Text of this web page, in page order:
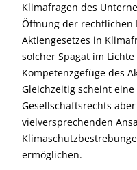
Klimafragen des
Öffnung der rechtlichen
Aktiengesetzes in
solcher Spagat im
Kompetenzgefüge des
Gleichzeitig scheint
Gesellschaftsrechts
vielversprechenden
ermöglichen.